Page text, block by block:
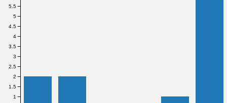
1
1.5
2
2.5
3
3.5
4
4.5
5
5.5